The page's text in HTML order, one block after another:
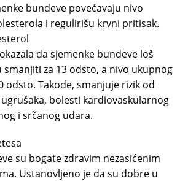
bundeve povećavaju nivo
i regulirišu krvni pritisak.
da sjemenke bundeve loš
za 13 odsto, a nivo ukupnog
odsto. Takođe, smanjuje rizik od
bolesti kardiovaskularnog
i srčanog udara.
su bogate zdravim nezasićenim
Ustanovljeno je da su dobre u